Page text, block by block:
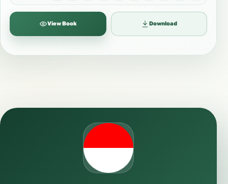
View Book Download